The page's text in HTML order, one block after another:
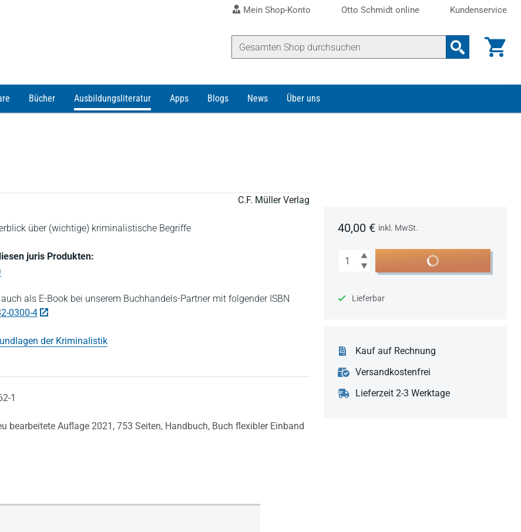
Mein Shop-Konto Otto Schmidt online Kundenservice
Bücher Ausbildungsliteratur Apps Blogs News Über uns
C.F. Müller Verlag
über (wichtige) kriminalistische Begriffe
juris Produkten:
als E-Book bei unserem Buchhandels-Partner mit folgender ISBN
0300-4
der Kriminalistik
1
bearbeitete Auflage 2021, 753 Seiten, Handbuch, Buch flexibler Einband
40,00 € inkl. MwSt.
Anzahl In den Warenkorb
Lieferbar
Kauf auf Rechnung
Versandkostenfrei
Lieferzeit 2-3 Werktage